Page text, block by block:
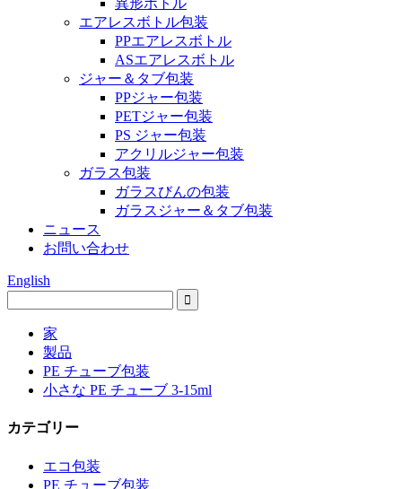
異形ボトル
エアレスボトル包装
PPエアレスボトル
ASエアレスボトル
ジャー＆タブ包装
PPジャー包装
PETジャー包装
PS ジャー包装
アクリルジャー包装
ガラス包装
ガラスびんの包装
ガラスジャー＆タブ包装
ニュース
お問い合わせ
English
家
製品
PE チューブ包装
小さな PE チューブ 3-15ml
カテゴリー
エコ包装
PE チューブ包装